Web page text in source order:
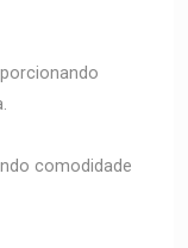
comodidade